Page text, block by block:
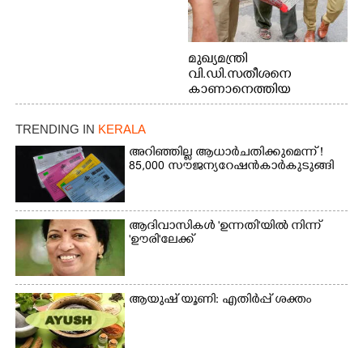
മുഖ്യമന്ത്രി
വി.ഡി.സതീശനെ
കാണാനെത്തിയ
മോഹനൻ നായർ
TRENDING IN KERALA
അറിഞ്ഞില്ല ആധാർ ചതിക്കുമെന്ന് !
85,000 സൗജന്യ റേഷൻകാർ കുടുങ്ങി
ആദിവാസികൾ 'ഉന്നതി'യിൽ നിന്ന്
'ഊരി'ലേക്ക്
ആയുഷ് യൂണി: എതിർപ്പ് ശക്തം